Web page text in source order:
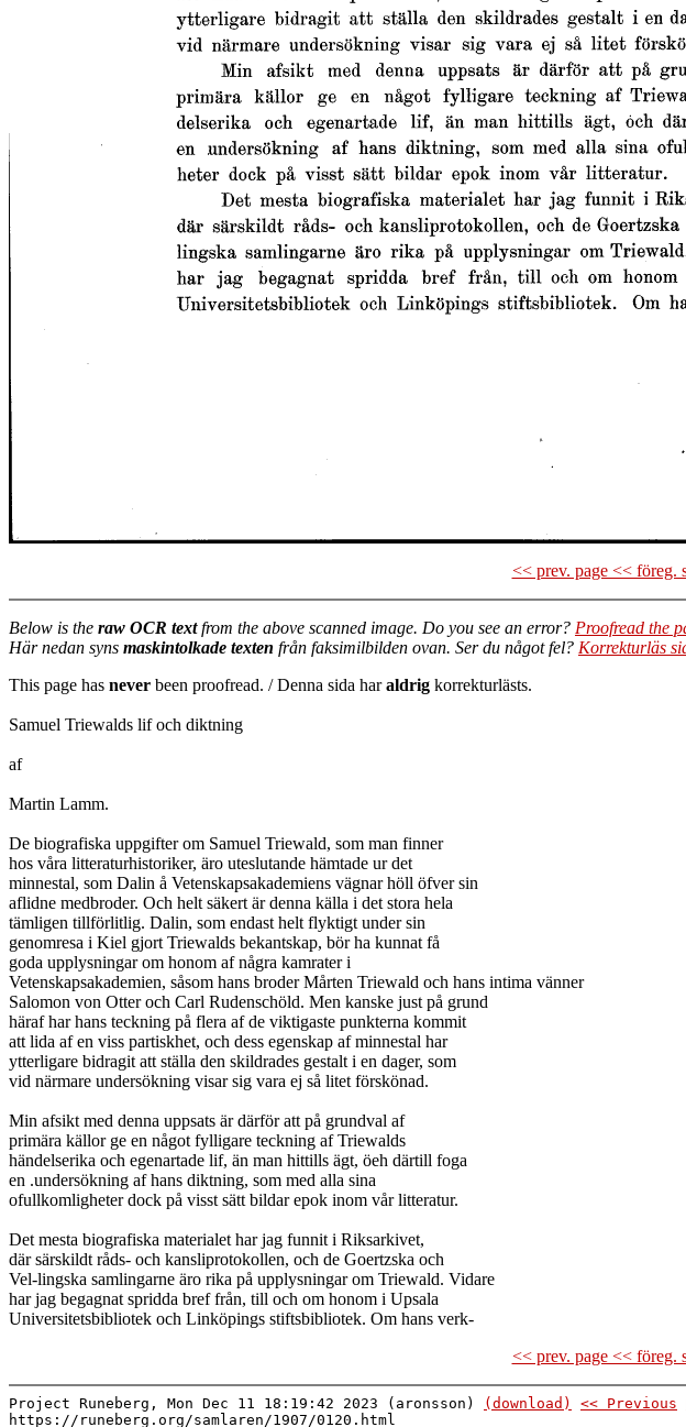
<< prev. page << föreg.
Below is the raw OCR textfrom the above scanned image. Do you see an error? Proofread the
Här nedan syns maskintolkade texten från faksimilbilden ovan. Ser du något fel? Korrekturläs
This page has never been proofread. / Denna sida haraldrig korrekturlästs.
Samuel Triewalds lif och diktning
af
Martin Lamm.
De biografiska uppgifter om Samuel Triewald, som man finner
hos våra litteraturhistoriker, äro uteslutande hämtade ur det
minnestal, som Dalin å Vetenskapsakademiens vägnar höll öfver sin
aflidne medbroder. Och helt säkert är denna källa i det stora hela
tämligen tillförlitlig. Dalin, som endast helt flyktigt under sin
genomresa i Kiel gjort Triewalds bekantskap, bör ha kunnat få
goda upplysningar om honom af några kamrater i
Vetenskapsakademien, såsom hans broder Mårten Triewald och hans intima vänner
Salomon von Otter och Carl Rudenschöld. Men kanske just på grund
häraf har hans teckning på flera af de viktigaste punkterna kommit
att lida af en viss partiskhet, och dess egenskap af minnestal har
ytterligare bidragit att ställa den skildrades gestalt i en dager, som
vid närmare undersökning visar sig vara ej så litet förskönad.
Min afsikt med denna uppsats är därför att på grundval af
primära källor ge en något fylligare teckning af Triewalds
händelserika och egenartade lif, än man hittills ägt, öeh därtill foga
en .undersökning af hans diktning, som med alla sina
ofullkomligheter dock på visst sätt bildar epok inom vår litteratur.
Det mesta biografiska materialet har jag funnit i Riksarkivet,
där särskildt råds- och kansliprotokollen, och de Goertzska och
Vel-lingska samlingarne äro rika på upplysningar om Triewald. Vidare
har jag begagnat spridda bref från, till och om honom i Upsala
Universitetsbibliotek och Linköpings stiftsbibliotek. Om hans verk-
<< prev. page << föreg.
Project Runeberg, Mon Dec 11 18:19:42 2023 (aronsson) (download) << Previous
https://runeberg.org/samlaren/1907/0120.html